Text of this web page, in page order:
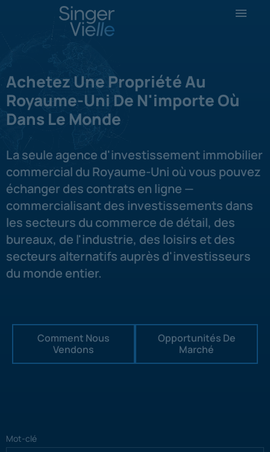
Achetez Une Propriété Au
Royaume-Uni De N'importe Où
Dans Le Monde
La seule agence d'investissement immobilier
commercial du Royaume-Uni où vous pouvez
échanger des contrats en ligne —
commercialisant des investissements dans
les secteurs du commerce de détail, des
bureaux, de l'industrie, des loisirs et des
secteurs alternatifs auprès d'investisseurs
du monde entier.
Comment Nous
Vendons
Opportunités De
Marché
Mot-clé